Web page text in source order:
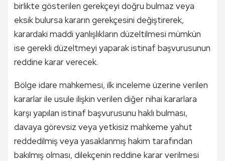
birlikte gösterilen gerekçeyi doğru bulmaz veya
eksik bulursa kararın gerekçesini değiştirerek,
karardaki maddi yanlışlıkların düzeltilmesi mümkün
ise gerekli düzeltmeyi yaparak istinaf başvurusunun
reddine karar verecek.
Bölge idare mahkemesi, ilk inceleme üzerine verilen
kararlar ile usule ilişkin verilen diğer nihai kararlara
karşı yapılan istinaf başvurusunu haklı bulması,
davaya görevsiz veya yetkisiz mahkeme yahut
reddedilmiş veya yasaklanmış hakim tarafından
bakılmış olması, dilekçenin reddine karar verilmesi